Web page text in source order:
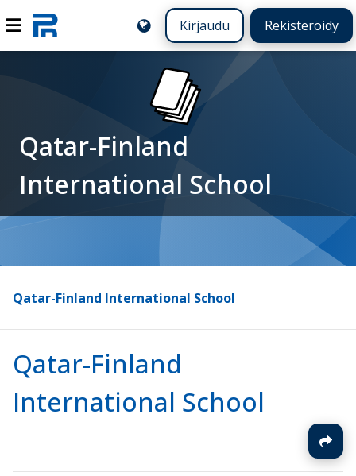
Kirjaudu Rekisteröidy
Qatar-Finland
International School
Qatar-Finland International School
Qatar-Finland
International School